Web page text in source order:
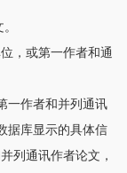
，或第一作者和通
一作者和并列通讯
据库显示的具体信
列通讯作者论文，